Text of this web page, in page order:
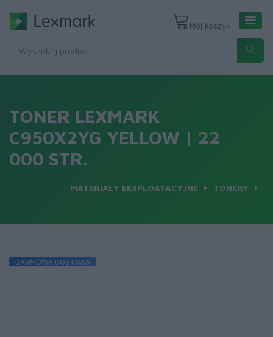
Mój koszyk
TONER LEXMARK
C950X2YG YELLOW | 22
000 STR.
MATERIAŁY EKSPLOATACYJNE TONERY
DARMOWA DOSTAWA